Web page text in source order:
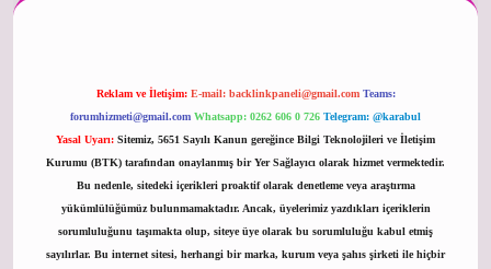
Reklam ve İletişim: E-mail: backlinkpaneli@gmail.com Teams:
forumhizmeti@gmail.com Whatsapp: 0262 606 0 726 Telegram: @karabul
Yasal Uyarı: Sitemiz, 5651 Sayılı Kanun gereğince Bilgi Teknolojileri ve İletişim
Kurumu (BTK) tarafından onaylanmış bir Yer Sağlayıcı olarak hizmet vermektedir.
Bu nedenle, sitedeki içerikleri proaktif olarak denetleme veya araştırma
yükümlülüğümüz bulunmamaktadır. Ancak, üyelerimiz yazdıkları içeriklerin
sorumluluğunu taşımakta olup, siteye üye olarak bu sorumluluğu kabul etmiş
sayılırlar. Bu internet sitesi, herhangi bir marka, kurum veya şahıs şirketi ile hiçbir